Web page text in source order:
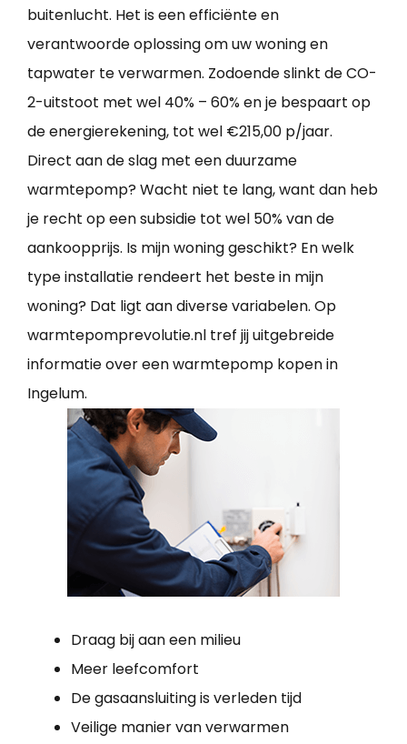
buitenlucht. Het is een efficiënte en
verantwoorde oplossing om uw woning en
tapwater te verwarmen. Zodoende slinkt de CO-
2-uitstoot met wel 40% – 60% en je bespaart op
de energierekening, tot wel €215,00 p/jaar.
Direct aan de slag met een duurzame
warmtepomp? Wacht niet te lang, want dan heb
je recht op een subsidie tot wel 50% van de
aankoopprijs. Is mijn woning geschikt? En welk
type installatie rendeert het beste in mijn
woning? Dat ligt aan diverse variabelen. Op
warmtepomprevolutie.nl tref jij uitgebreide
informatie over een warmtepomp kopen in
Ingelum.
Draag bij aan een milieu
Meer leefcomfort
De gasaansluiting is verleden tijd
Veilige manier van verwarmen